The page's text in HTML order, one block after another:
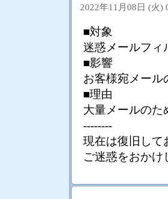
2022年11月08日 (火)
■対象
迷惑メールフィ
■影響
お客様宛メール
■理由
大量メールのた
--------
現在は復旧して
ご迷惑をおかけ